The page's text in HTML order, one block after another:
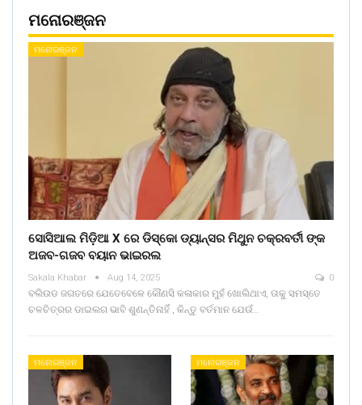
ମନୋରଞ୍ଜନ
ମନୋରଞ୍ଜନ
ସୋସିଆଲ ମିଡ଼ିଆ X ରେ ଡିସ୍କୋ ଡ୍ୟାନ୍ସର ମିଥୁନ ଚକ୍ରବର୍ତୀ ଙ୍କ
ଅଜବ-ଗଜବ ବୟାନ ଭାଇରଲ
Sakala Khabar Aug 14, 2025 0
ବଲିଉଡ ଜଗତରେ ଯେତେବେଳେ କୌଣସି କଳାକାର ମୁହଁ ଖୋଲିଥାଏ, ତାକୁ ସମସ୍ତେ
ଚଳଚିତ୍ରର ଡାଇଲଗ ଭାବି ଶୁଣନ୍ତିନାହିଁ , କିନ୍ତୁ ବର୍ତମାନ ଯେଉଁ…
ମନୋରଞ୍ଜନ ମନୋରଞ୍ଜନ